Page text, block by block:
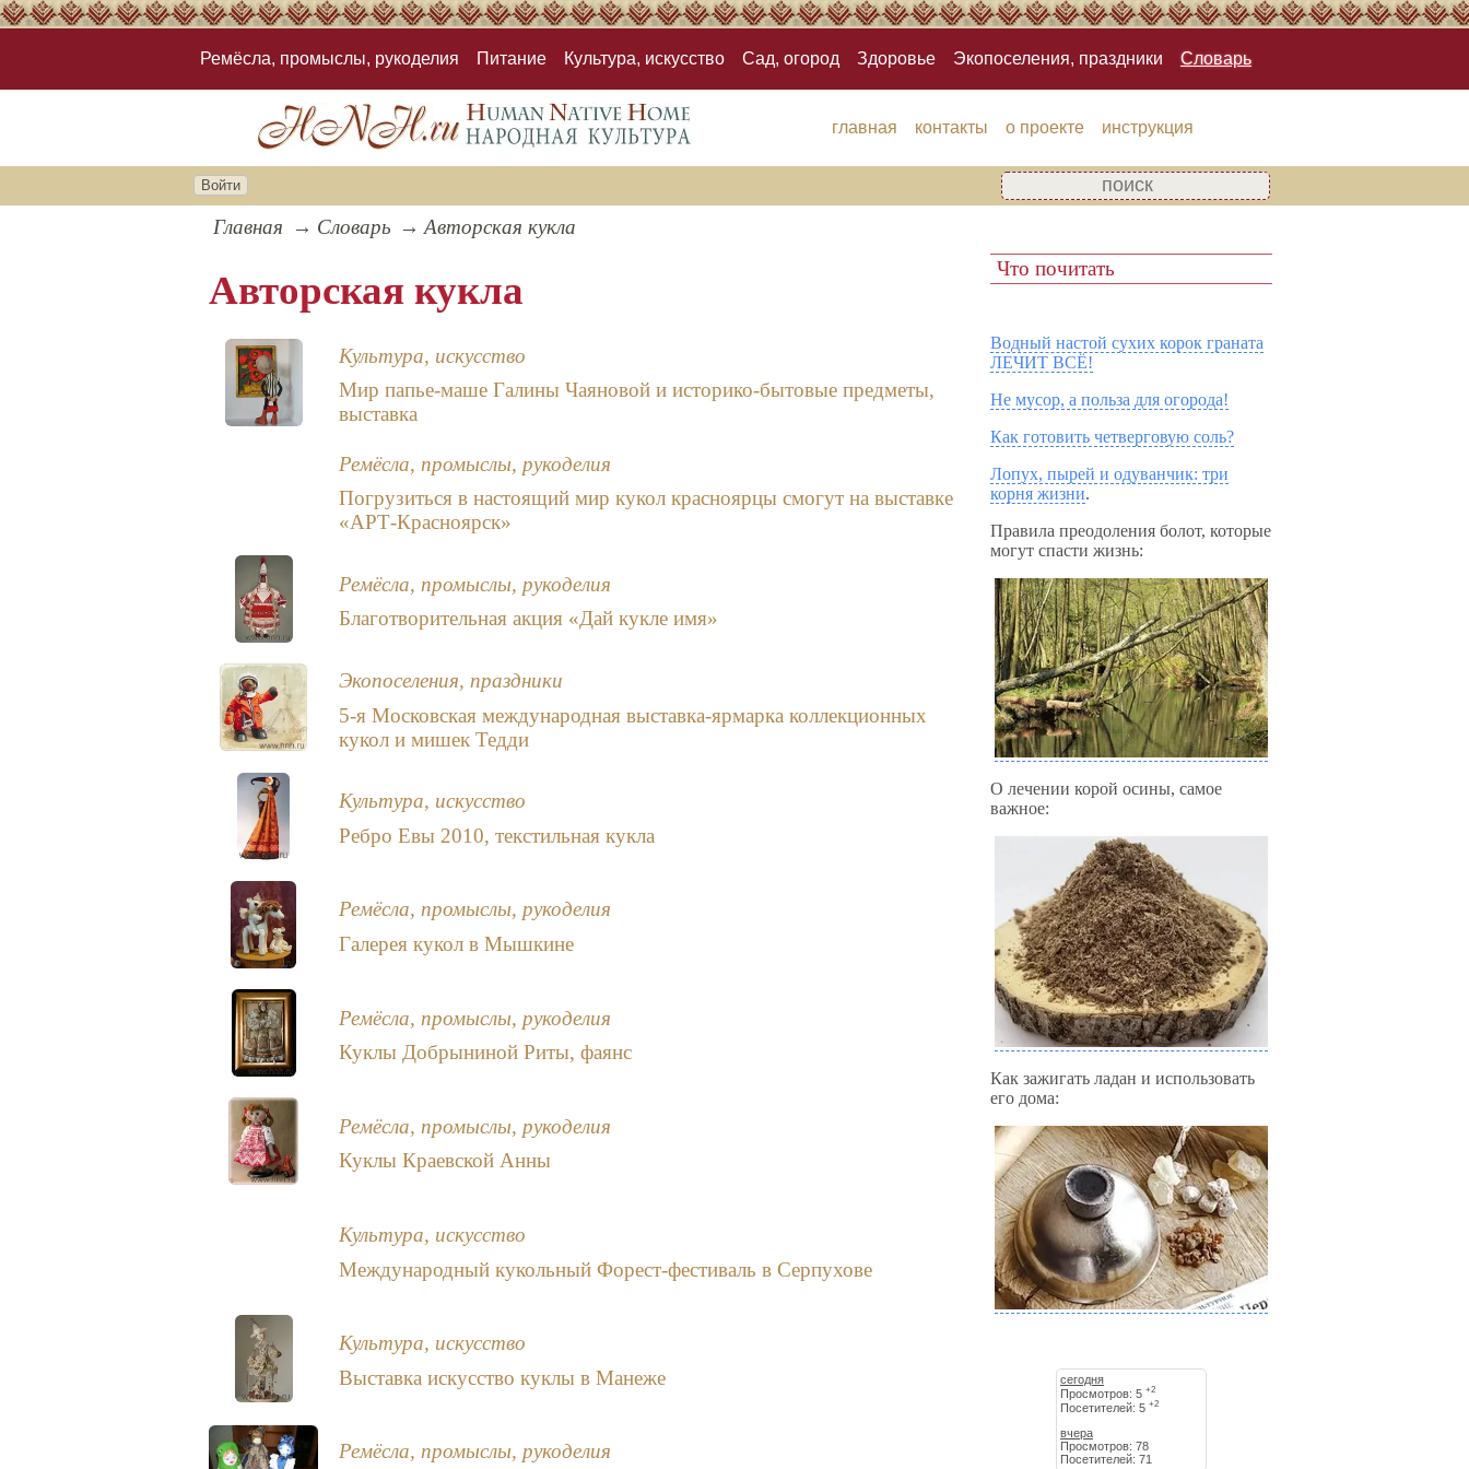
Ремёсла, промыслы, рукоделия Питание Культура, искусство Сад, огород Здоровье Экопоселения, праздники Словарь
главная контакты о проекте инструкция
Войти
Главная Словарь Авторская кукла
Авторская кукла
Культура, искусство
Мир папье-маше Галины Чаяновой и историко-бытовые предметы,
выставка
Ремёсла, промыслы, рукоделия
Погрузиться в настоящий мир кукол красноярцы смогут на выставке
«АРТ-Красноярск»
Ремёсла, промыслы, рукоделия
Благотворительная акция «Дай кукле имя»
Экопоселения, праздники
5-я Московская международная выставка-ярмарка коллекционных
кукол и мишек Тедди
Культура, искусство
Ребро Евы 2010, текстильная кукла
Ремёсла, промыслы, рукоделия
Галерея кукол в Мышкине
Ремёсла, промыслы, рукоделия
Куклы Добрыниной Риты, фаянс
Ремёсла, промыслы, рукоделия
Куклы Краевской Анны
Культура, искусство
Международный кукольный Форест-фестиваль в Серпухове
Культура, искусство
Выставка искусство куклы в Манеже
Ремёсла, промыслы, рукоделия
Что почитать
Водный настой сухих корок граната
ЛЕЧИТ ВСЁ!
Не мусор, а польза для огорода!
Как готовить четверговую соль?
Лопух, пырей и одуванчик: три
корня жизни.
Правила преодоления болот, которые
могут спасти жизнь:
О лечении корой осины, самое
важное:
Как зажигать ладан и использовать
его дома:
сегодня
Просмотров: 5+2
Посетителей: 5+2
вчера
Просмотров: 78
Посетителей: 71